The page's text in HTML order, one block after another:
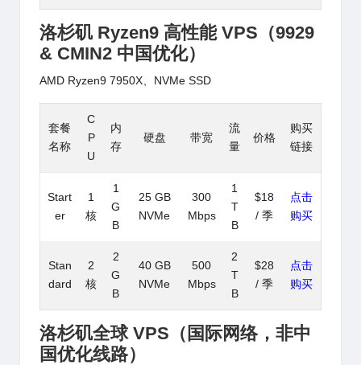
洛杉矶 Ryzen9 高性能 VPS （9929
& CMIN2 中国优化）
AMD Ryzen9 7950X、NVMe SSD
套餐
名称
C
P
U
内
存
硬盘 带宽
流
量
价格
购买
链接
Start
er
1
核
1
G
B
25 GB
NVMe
300
Mbps
1
T
B
$18
/ 季
点击
购买
Stan
dard
2
核
2
G
B
40 GB
NVMe
500
Mbps
2
T
B
$28
/ 季
点击
购买
洛杉矶全球 VPS（国际网络，非中
国优化线路）